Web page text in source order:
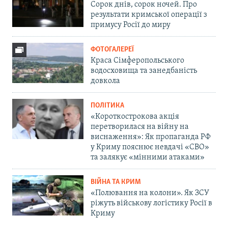
Сорок днів, сорок ночей. Про
результати кримської операції з
примусу Росії до миру
ФОТОГАЛЕРЕЇ
Краса Сімферопольського
водосховища та занедбаність
довкола
ПОЛІТИКА
«Короткострокова акція
перетворилася на війну на
виснаження»: Як пропаганда РФ
у Криму пояснює невдачі «СВО»
та залякує «мінними атаками»
ВІЙНА ТА КРИМ
«Полювання на колони». Як ЗСУ
ріжуть військову логістику Росії в
Криму